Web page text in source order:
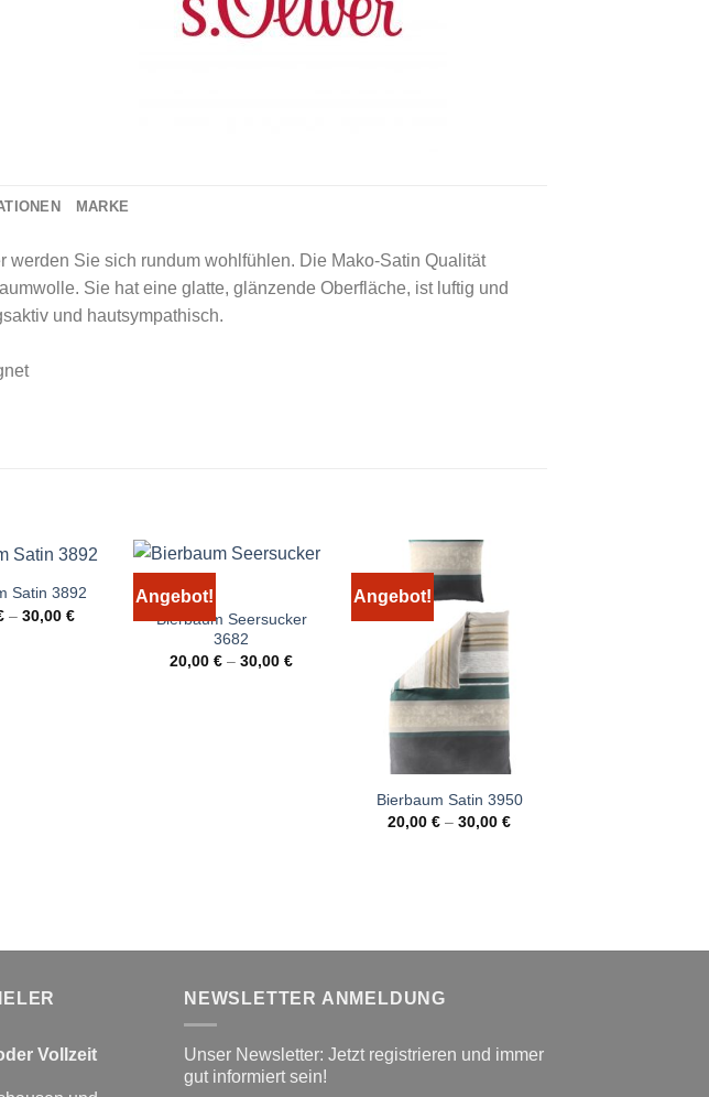
MARKE
werden Sie sich rundum wohlfühlen. Die Mako-Satin Qualität
Sie hat eine glatte, glänzende Oberfläche, ist luftig und
und hautsympathisch.
Satin 3892
–30,00€
Angebot!
Bierbaum Seersucker
3682
20,00€ –30,00€
Angebot!
Bierbaum Satin 3950
20,00€ –30,00€
Vollzeit
NEWSLETTER ANMELDUNG
Unser Newsletter: Jetzt registrieren und immer
gut informiert sein!